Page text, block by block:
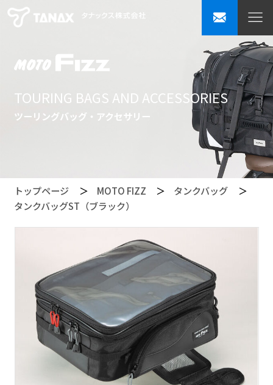
TOURING BAGS AND ACCESSORIES
ツーリングバッグ・アクセサリー
トップページ MOTO FIZZ
タンクバッグ
タンクバッグST（ブラック）